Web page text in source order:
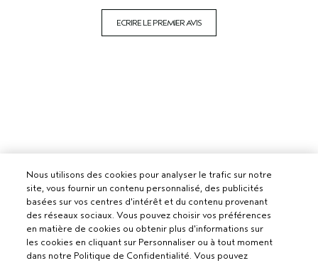
ECRIRE LE PREMIER AVIS
Nous utilisons des cookies pour analyser le trafic sur notre
site, vous fournir un contenu personnalisé, des publicités
basées sur vos centres d'intérêt et du contenu provenant
des réseaux sociaux. Vous pouvez choisir vos préférences
en matière de cookies ou obtenir plus d'informations sur
les cookies en cliquant sur Personnaliser ou à tout moment
dans notre Politique de Confidentialité. Vous pouvez